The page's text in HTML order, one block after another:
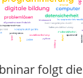
folgt die